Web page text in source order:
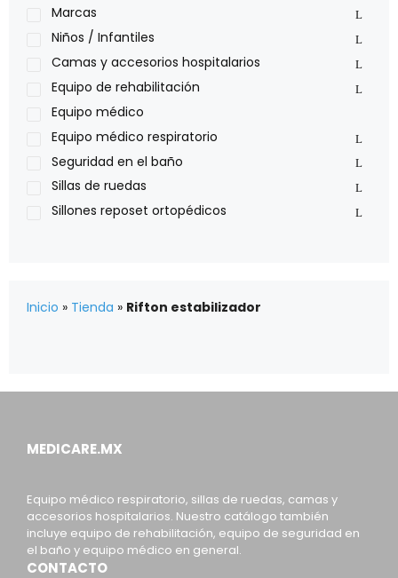
Nidek
Oxiplus
Philips
Pride
Roho
Sillas de ruedas Everest Jennings
Stealth products
Xiehe Medical
Marcas
Niños / Infantiles
Camas y accesorios hospitalarios
Equipo de rehabilitación
Equipo médico
Equipo médico respiratorio
Seguridad en el baño
Sillas de ruedas
Sillones reposet ortopédicos
Inicio » Tienda » Rifton estabilizador
MEDICARE.MX
Equipo médico respiratorio, sillas de ruedas, camas y
accesorios hospitalarios. Nuestro catálogo también
incluye equipo de rehabilitación, equipo de seguridad en
el baño y equipo médico en general.
CONTACTO